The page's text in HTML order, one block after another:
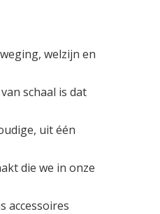
welzijn en
schaal is dat
uit één
die we in onze
accessoires